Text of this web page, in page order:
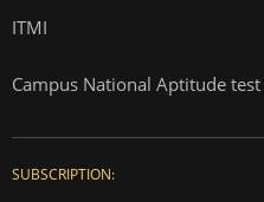
ITMI
Campus National Aptitude test
SUBSCRIPTION: